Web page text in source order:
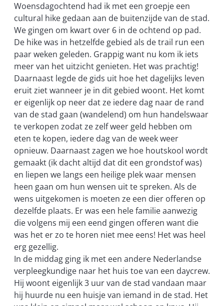
Woensdagochtend had ik met een groepje een
cultural hike gedaan aan de buitenzijde van de stad.
We gingen om kwart over 6 in de ochtend op pad.
De hike was in hetzelfde gebied als de trail run een
paar weken geleden. Grappig want nu kom ik iets
meer van het uitzicht genieten. Het was prachtig!
Daarnaast legde de gids uit hoe het dagelijks leven
eruit ziet wanneer je in dit gebied woont. Het komt
er eigenlijk op neer dat ze iedere dag naar de rand
van de stad gaan (wandelend) om hun handelswaar
te verkopen zodat ze zelf weer geld hebben om
eten te kopen, iedere dag van de week weer
opnieuw. Daarnaast zagen we hoe houtskool wordt
gemaakt (ik dacht altijd dat dit een grondstof was)
en liepen we langs een heilige plek waar mensen
heen gaan om hun wensen uit te spreken. Als de
wens uitgekomen is moeten ze een dier offeren op
dezelfde plaats. Er was een hele familie aanwezig
die volgens mij een eend gingen offeren want die
was het er zo te horen niet mee eens! Het was heel
erg gezellig.
In de middag ging ik met een andere Nederlandse
verpleegkundige naar het huis toe van een daycrew.
Hij woont eigenlijk 3 uur van de stad vandaan maar
hij huurde nu een huisje van iemand in de stad. Het